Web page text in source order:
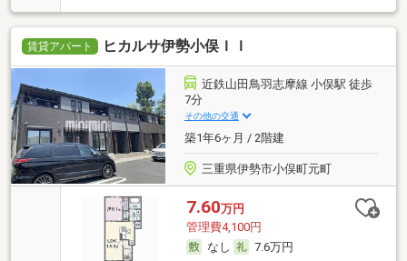
賃貸アパート ヒカルサ伊勢小俣ＩＩ
近鉄山田鳥羽志摩線 小俣駅 徒歩
7分
その他の交通
築1年6ヶ月 / 2階建
三重県伊勢市小俣町元町
7.60万円
管理費4,100円
なし
7.6万円